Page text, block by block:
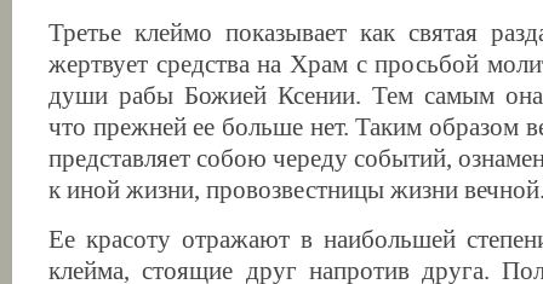
Третье клеймо показывает как святая
жертвует средства на Храм с просьбой
души рабы Божией Ксении. Тем самым она
что прежней ее больше нет. Таким образом
представляет собою череду событий,
к иной жизни, провозвестницы жизни
Ее красоту отражают в наибольшей
клейма, стоящие друг напротив друга.